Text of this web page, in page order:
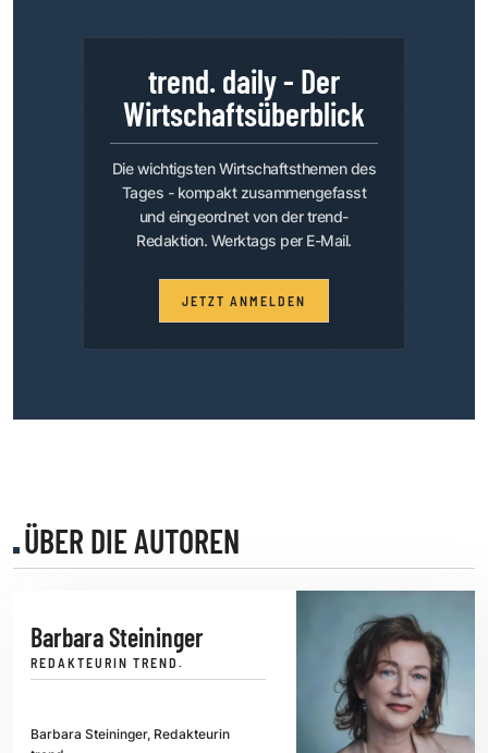
trend. daily - Der
Wirtschaftsüberblick
Die wichtigsten Wirtschaftsthemen des
Tages - kompakt zusammengefasst
und eingeordnet von der trend-
Redaktion. Werktags per E-Mail.
JETZT ANMELDEN
ÜBER DIE AUTOREN
Barbara Steininger
REDAKTEURIN TREND.
Barbara Steininger, Redakteurin